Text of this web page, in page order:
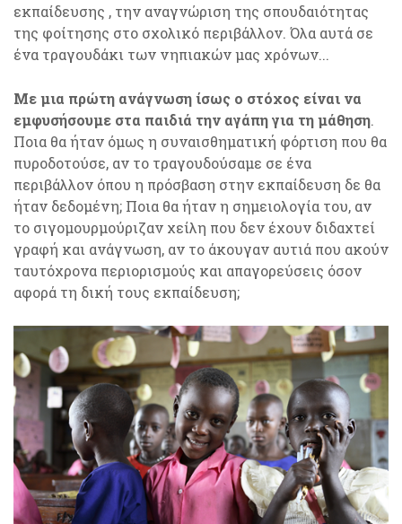
εκπαίδευσης , την αναγνώριση της σπουδαιότητας
της φοίτησης στο σχολικό περιβάλλον. Όλα αυτά σε
ένα τραγουδάκι των νηπιακών μας χρόνων...
Με μια πρώτη ανάγνωση ίσως ο στόχος είναι να
εμφυσήσουμε στα παιδιά την αγάπη για τη μάθηση.
Ποια θα ήταν όμως η συναισθηματική φόρτιση που θα
πυροδοτούσε, αν το τραγουδούσαμε σε ένα
περιβάλλον όπου η πρόσβαση στην εκπαίδευση δε θα
ήταν δεδομένη; Ποια θα ήταν η σημειολογία του, αν
το σιγομουρμούριζαν χείλη που δεν έχουν διδαχτεί
γραφή και ανάγνωση, αν το άκουγαν αυτιά που ακούν
ταυτόχρονα περιορισμούς και απαγορεύσεις όσον
αφορά τη δική τους εκπαίδευση;